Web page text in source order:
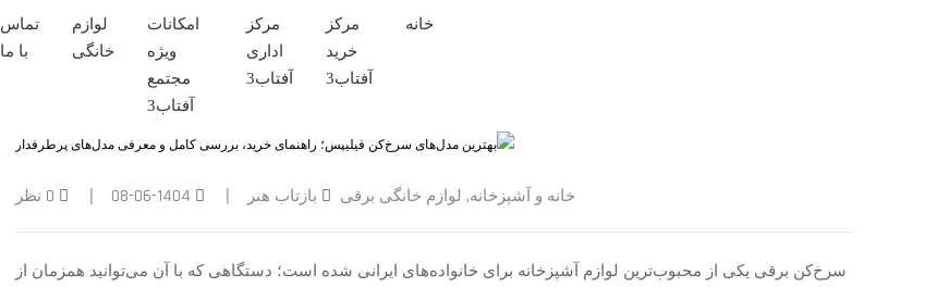
خانه
مرکز
خرید
آفتاب
مرکز
اداری
آفتاب
امکانات
ویژه
مجتمع
آفتاب
لوازم
خانگی
تماس
با ما
خانه و آشپزخانه‚ لوازم خانگی برقی بازتاب هنر 1404-06-08 0 نظر
سرخ‌کن برقی یکی از محبوب‌ترین لوازم آشپزخانه برای خانواده‌های ایرانی شده است؛ دستگاهی که با آن می‌توانید همزمان از